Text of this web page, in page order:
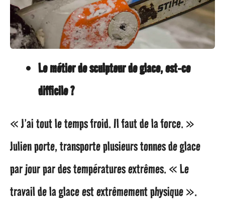
Le métier de sculpteur de glace, est-ce
difficile ?
« J’ai tout le temps froid. Il faut de la force. »
Julien porte, transporte plusieurs tonnes de glace
par jour par des températures extrêmes. « Le
travail de la glace est extrêmement physique ».